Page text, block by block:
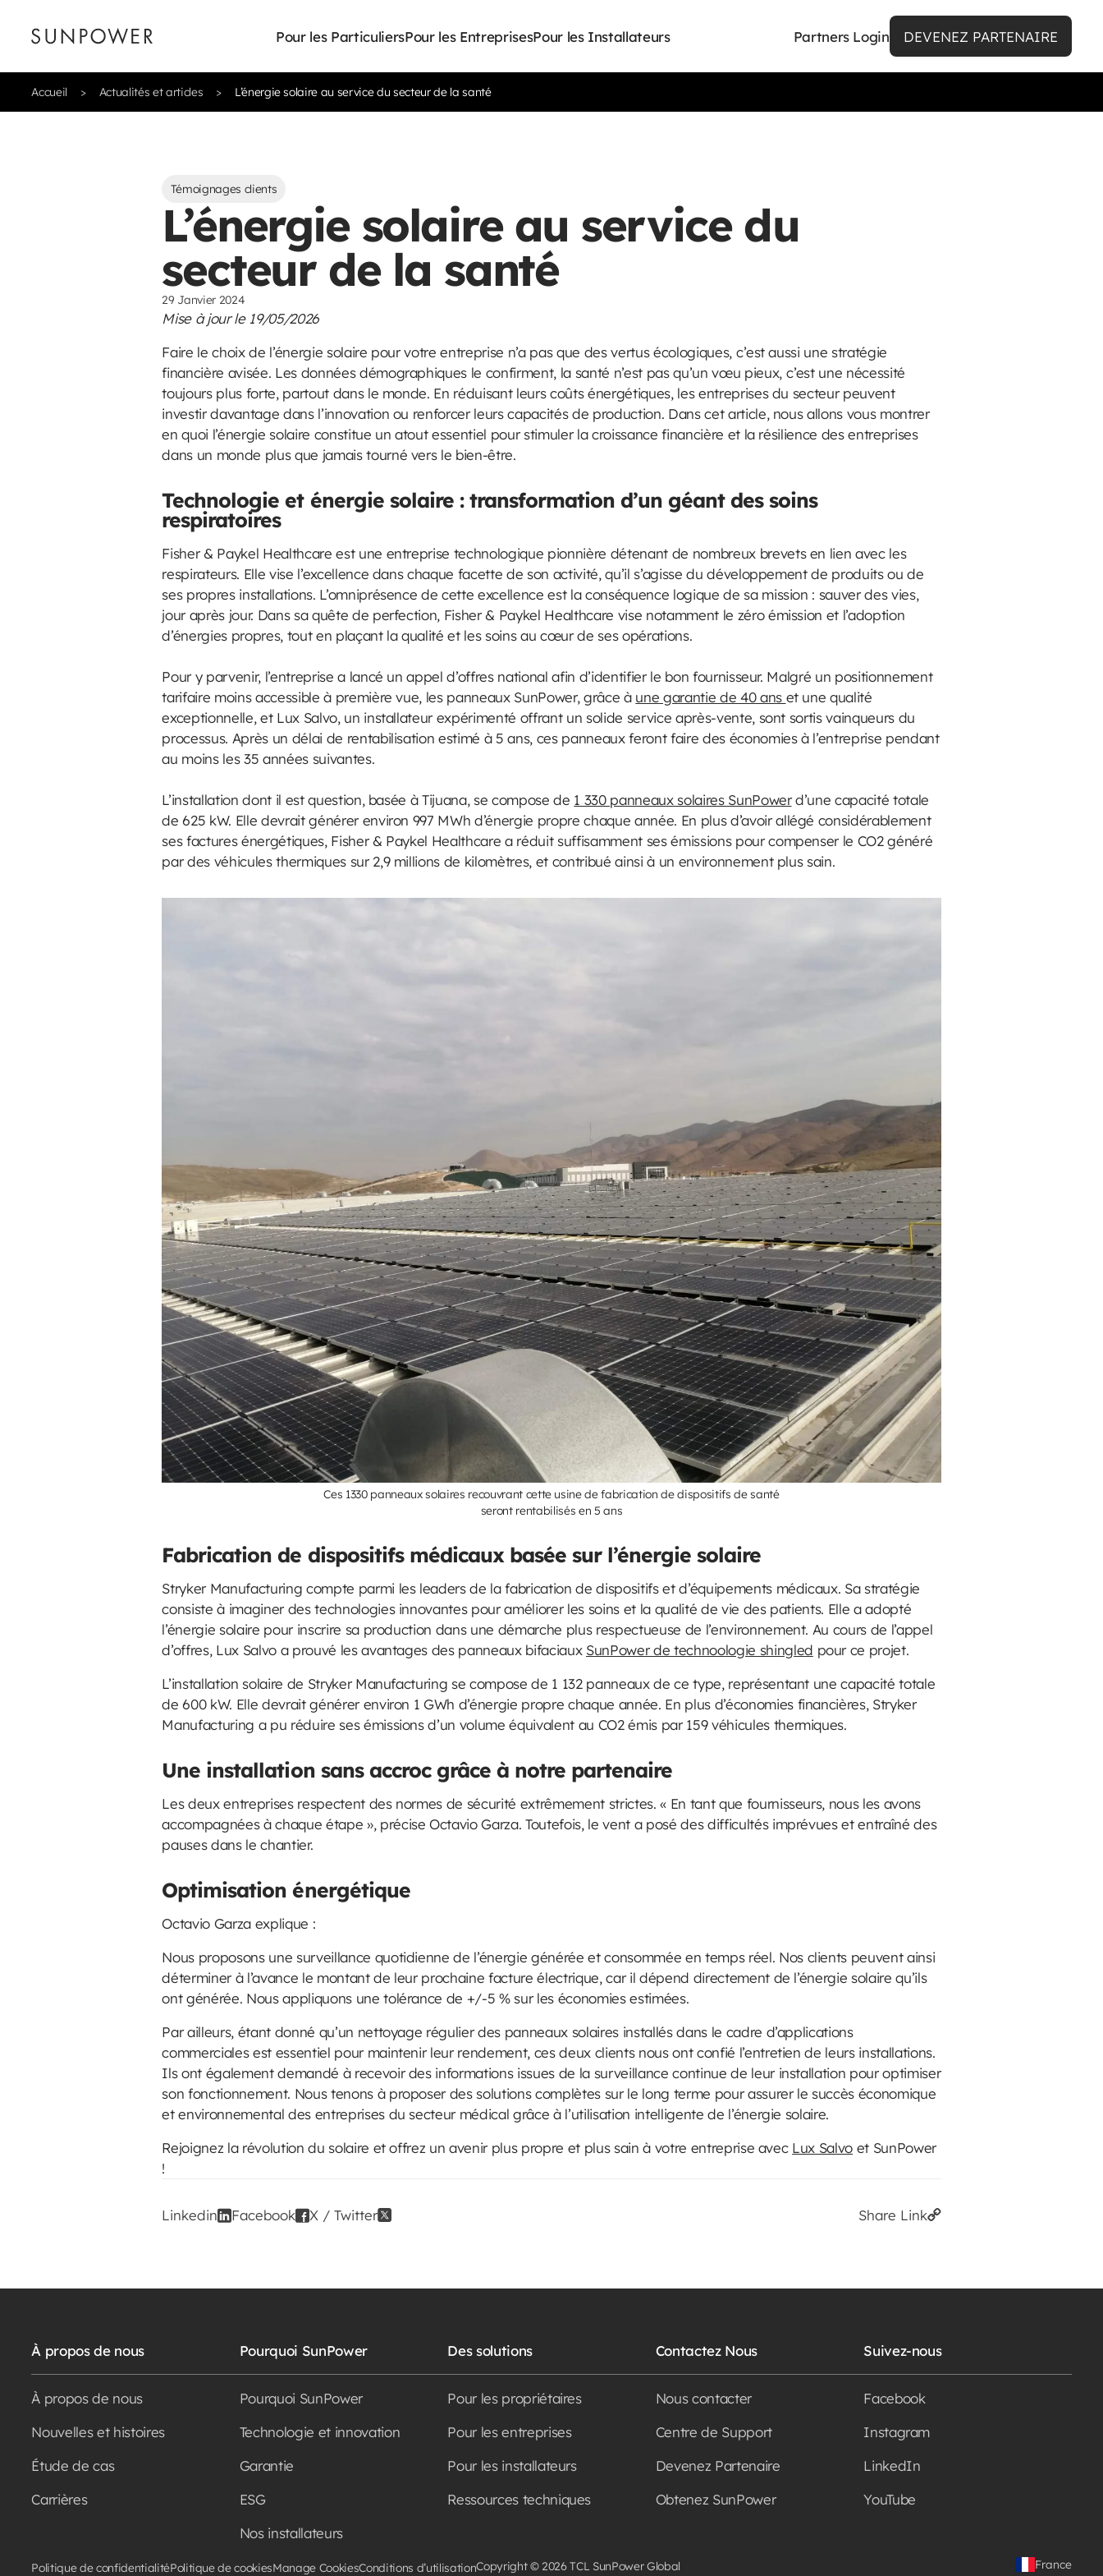
Pour les ParticuliersPour les EntreprisesPour les Installateurs Partners Login DEVENEZ PARTENAIRE
Accueil Actualités et articles L’énergie solaire au service du secteur de la santé
Témoignages clients
L’énergie solaire au service du
secteur de la santé
29 Janvier 2024
Mise à jour le 19/05/2026
Faire le choix de l’énergie solaire pour votre entreprise n’a pas que des vertus écologiques, c’est aussi une stratégie
financière avisée. Les données démographiques le confirment, la santé n’est pas qu’un vœu pieux, c’est une nécessité
toujours plus forte, partout dans le monde. En réduisant leurs coûts énergétiques, les entreprises du secteur peuvent
investir davantage dans l’innovation ou renforcer leurs capacités de production. Dans cet article, nous allons vous montrer
en quoi l’énergie solaire constitue un atout essentiel pour stimuler la croissance financière et la résilience des entreprises
dans un monde plus que jamais tourné vers le bien-être.
Technologie et énergie solaire : transformation d’un géant des soins
respiratoires
Fisher & Paykel Healthcare est une entreprise technologique pionnière détenant de nombreux brevets en lien avec les
respirateurs. Elle vise l’excellence dans chaque facette de son activité, qu’il s’agisse du développement de produits ou de
ses propres installations. L’omniprésence de cette excellence est la conséquence logique de sa mission : sauver des vies,
jour après jour. Dans sa quête de perfection, Fisher & Paykel Healthcare vise notamment le zéro émission et l’adoption
d’énergies propres, tout en plaçant la qualité et les soins au cœur de ses opérations.
Pour y parvenir, l’entreprise a lancé un appel d’offres national afin d’identifier le bon fournisseur. Malgré un positionnement
tarifaire moins accessible à première vue, les panneaux SunPower, grâce à une garantie de 40 ans et une qualité
exceptionnelle, et Lux Salvo, un installateur expérimenté offrant un solide service après-vente, sont sortis vainqueurs du
processus. Après un délai de rentabilisation estimé à 5 ans, ces panneaux feront faire des économies à l’entreprise pendant
au moins les 35 années suivantes.
L’installation dont il est question, basée à Tijuana, se compose de 1 330 panneaux solaires SunPowerd’une capacité totale
de 625 kW. Elle devrait générer environ 997 MWh d’énergie propre chaque année. En plus d’avoir allégé considérablement
ses factures énergétiques, Fisher & Paykel Healthcare a réduit suffisamment ses émissions pour compenser le CO2 généré
par des véhicules thermiques sur 2,9 millions de kilomètres, et contribué ainsi à un environnement plus sain.
Ces 1330 panneaux solaires recouvrant cette usine de fabrication de dispositifs de santé
seront rentabilisés en 5 ans
Fabrication de dispositifs médicaux basée sur l’énergie solaire
Stryker Manufacturing compte parmi les leaders de la fabrication de dispositifs et d’équipements médicaux. Sa stratégie
consiste à imaginer des technologies innovantes pour améliorer les soins et la qualité de vie des patients. Elle a adopté
l’énergie solaire pour inscrire sa production dans une démarche plus respectueuse de l’environnement. Au cours de l’appel
d’offres, Lux Salvo a prouvé les avantages des panneaux bifaciaux SunPower de technoologie shingled pour ce projet.
L’installation solaire de Stryker Manufacturing se compose de 1 132 panneaux de ce type, représentant une capacité totale
de 600 kW. Elle devrait générer environ 1 GWh d’énergie propre chaque année. En plus d’économies financières, Stryker
Manufacturing a pu réduire ses émissions d’un volume équivalent au CO2 émis par 159 véhicules thermiques.
Une installation sans accroc grâce à notre partenaire
Les deux entreprises respectent des normes de sécurité extrêmement strictes. « En tant que fournisseurs, nous les avons
accompagnées à chaque étape », précise Octavio Garza. Toutefois, le vent a posé des difficultés imprévues et entraîné des
pauses dans le chantier.
Optimisation énergétique
Octavio Garza explique :
Nous proposons une surveillance quotidienne de l’énergie générée et consommée en temps réel. Nos clients peuvent ainsi
déterminer à l’avance le montant de leur prochaine facture électrique, car il dépend directement de l’énergie solaire qu’ils
ont générée. Nous appliquons une tolérance de +/-5 % sur les économies estimées.
Par ailleurs, étant donné qu’un nettoyage régulier des panneaux solaires installés dans le cadre d’applications
commerciales est essentiel pour maintenir leur rendement, ces deux clients nous ont confié l’entretien de leurs installations.
Ils ont également demandé à recevoir des informations issues de la surveillance continue de leur installation pour optimiser
son fonctionnement. Nous tenons à proposer des solutions complètes sur le long terme pour assurer le succès économique
et environnemental des entreprises du secteur médical grâce à l’utilisation intelligente de l’énergie solaire.
Rejoignez la révolution du solaire et offrez un avenir plus propre et plus sain à votre entreprise avec Lux Salvo et SunPower
!
Linkedin Facebook X / Twitter Share Link
À propos de nous
À propos de nous
Nouvelles et histoires
Étude de cas
Carrières
Pourquoi SunPower
Pourquoi SunPower
Technologie et innovation
Garantie
ESG
Nos installateurs
Des solutions
Pour les propriétaires
Pour les entreprises
Pour les installateurs
Ressources techniques
Contactez Nous
Nous contacter
Centre de Support
Devenez Partenaire
Obtenez SunPower
Suivez-nous
Facebook
Instagram
LinkedIn
YouTube
Politique de confidentialitéPolitique de cookiesManage CookiesConditions d’utilisationCopyright © 2026 TCL SunPower Global France